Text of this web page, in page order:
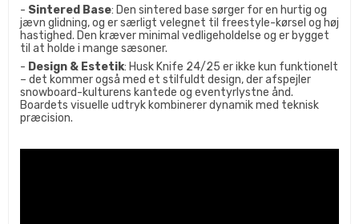
- Sintered Base: Den sintered base sørger for en hurtig og
jævn glidning, og er særligt velegnet til freestyle-kørsel og høj
hastighed. Den kræver minimal vedligeholdelse og er bygget
til at holde i mange sæsoner.
- Design & Estetik: Husk Knife 24/25 er ikke kun funktionelt
– det kommer også med et stilfuldt design, der afspejler
snowboard-kulturens kantede og eventyrlystne ånd.
Boardets visuelle udtryk kombinerer dynamik med teknisk
præcision.